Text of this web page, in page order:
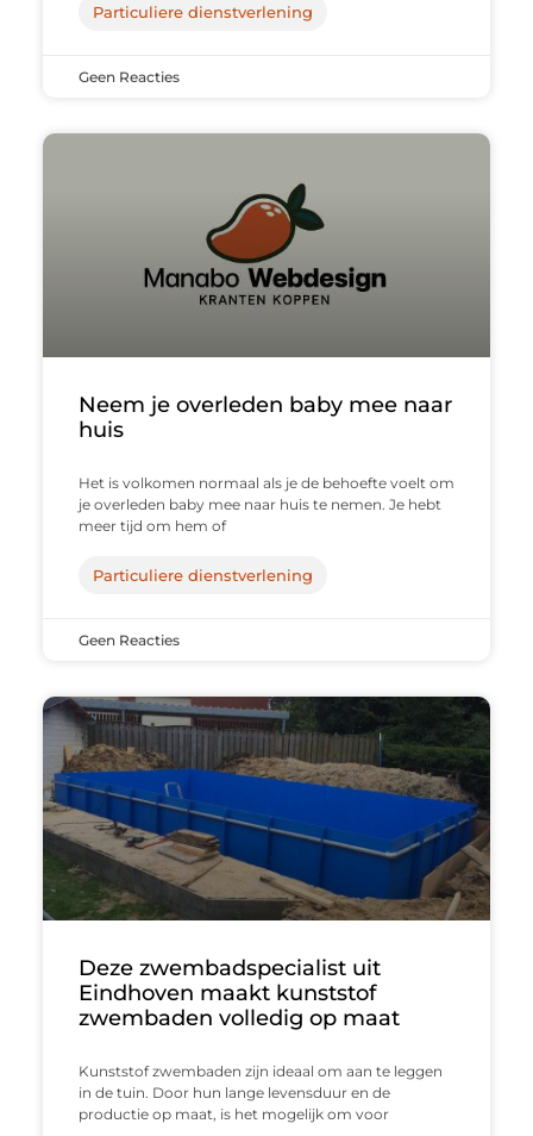
Particuliere dienstverlening
Geen Reacties
Neem je overleden baby mee naar
huis
Het is volkomen normaal als je de behoefte voelt om
je overleden baby mee naar huis te nemen. Je hebt
meer tijd om hem of
Particuliere dienstverlening
Geen Reacties
Deze zwembadspecialist uit
Eindhoven maakt kunststof
zwembaden volledig op maat
Kunststof zwembaden zijn ideaal om aan te leggen
in de tuin. Door hun lange levensduur en de
productie op maat, is het mogelijk om voor